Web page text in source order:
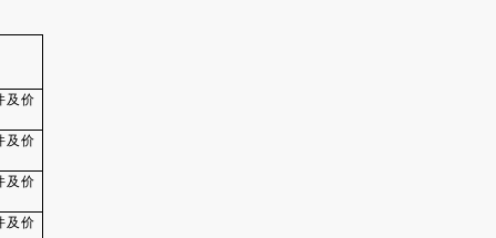
及价
及价
及价
及价